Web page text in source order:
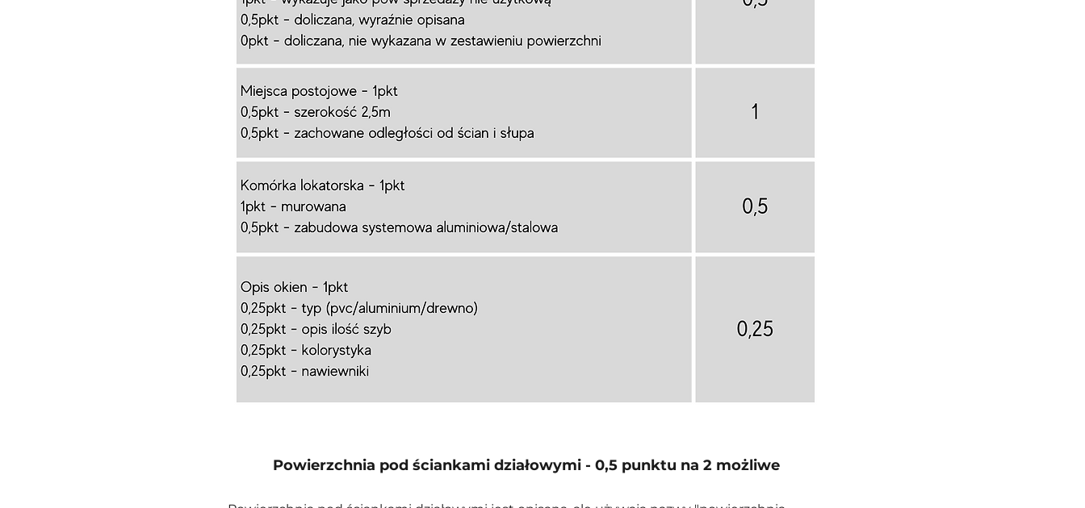
Powierzchnia pod ściankami działowymi - 0,5 punktu na 2 możliwe